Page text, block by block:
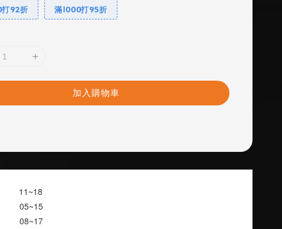
92折 滿1000打95折
加入購物車
11~18
05~15
08~17